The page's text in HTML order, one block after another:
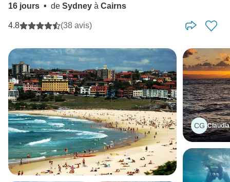
16 jours • de Sydney à Cairns
4.8 (38 avis)
CG Claudia